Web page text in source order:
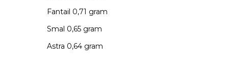
Fantail 0,71 gram
Smal 0,65 gram
Astra 0,64 gram